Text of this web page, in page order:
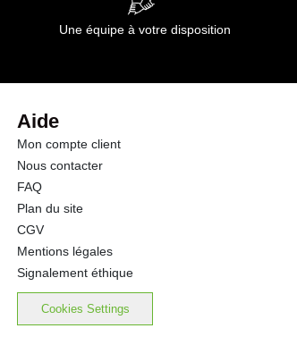
Une équipe à votre disposition
Aide
Mon compte client
Nous contacter
FAQ
Plan du site
CGV
Mentions légales
Signalement éthique
Cookies Settings